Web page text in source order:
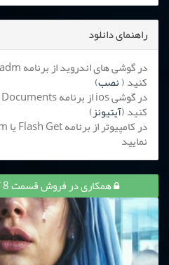
راهنمای دانلود
کنید (نصب)
کنید (آیتیونز)
نمایید
همکاری در فروش قسمت 8 آبان و کسب درآمد از آن